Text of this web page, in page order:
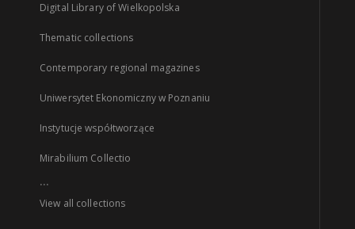
Digital Library of Wielkopolska
Thematic collections
Contemporary regional magazines
Uniwersytet Ekonomiczny w Poznaniu
Instytucje współtworzące
Mirabilium Collectio
...
View all collections